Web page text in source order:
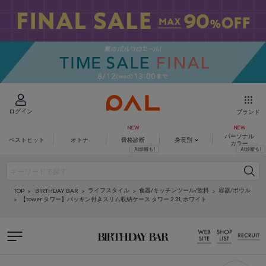
ログイン ブランド
ベストヒット オトナ 骨格診断 身長別
パーソナル
カラー
TOP BIRTHDAY BAR ライフスタイル 食器/キッチンツール/飲料
容器/ボウル
【tower タワー】パッキン付きスリム収納ケース タワー 2.3L ホワイト